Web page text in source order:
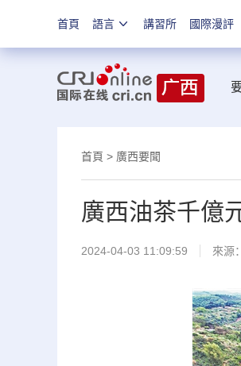
首頁 語言 講習所 國際漫評
首頁 > 廣西要聞
廣西油茶千億
2024-04-03 11:09:59 來源：